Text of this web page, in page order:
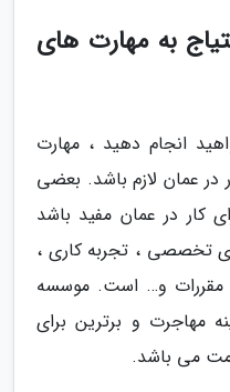
به مهارت های
انجام دهید ، مهارت
عمان لازم باشد. بعضی
کار در عمان مفید باشد
تخصصی ، تجربه کاری ،
مقررات و… است. موسسه
مهاجرت و برترین برای
می باشد.